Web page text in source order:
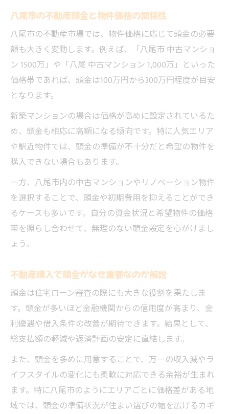
頭金や諸費用の内訳と準備のポイント
費用を抑えた八尾市での不動産購入事例
頭金を含めた資金計画のポイントを解説
八尾市の不動産頭金と物件価格の関係性
八尾市の不動産市場では、物件価格に応じて頭金の必要
額も大きく変動します。例えば、「八尾市 中古マンショ
ン 1500万」や「八尾 中古マンション 1,000万」といった
価格帯であれば、頭金は100万円から300万円程度が目安
となります。
新築マンションの場合は価格が高めに設定されているた
め、頭金も相応に高額になる傾向です。特に人気エリア
や駅近物件では、頭金の準備が不十分だと希望の物件を
購入できない場合もあります。
一方、八尾市内の中古マンションやリノベーション物件
を選択することで、頭金や初期費用を抑えることができ
るケースも多いです。自分の資金状況と希望物件の価格
帯を照らし合わせて、無理のない頭金設定を心がけまし
ょう。
不動産購入で頭金がなぜ重要なのか解説
頭金は住宅ローン審査の際にも大きな役割を果たしま
す。頭金が多いほど金融機関からの信用度が高まり、金
利優遇や借入条件の改善が期待できます。結果として、
総支払額の軽減や返済計画の安定に直結します。
また、頭金を多めに用意することで、万一の収入減やラ
イフスタイルの変化にも柔軟に対応できる余裕が生まれ
ます。特に八尾市のようにエリアごとに価格差がある地
域では、頭金の準備状況が住まい選びの幅を広げるカギ